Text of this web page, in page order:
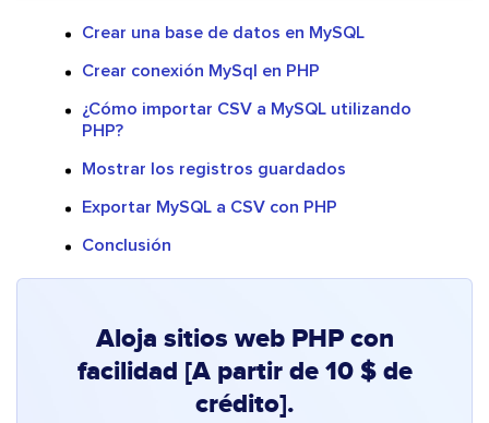
Crear una base de datos en MySQL
Crear conexión MySql en PHP
¿Cómo importar CSV a MySQL utilizando
PHP?
Mostrar los registros guardados
Exportar MySQL a CSV con PHP
Conclusión
Aloja sitios web PHP con
facilidad [A partir de 10 $ de
crédito].